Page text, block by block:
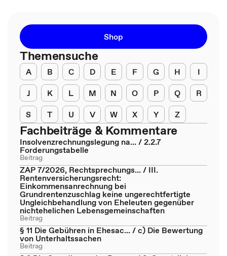
Shop
Themensuche
A B C D E F G H
I
J
K L M N O P Q
R
S
T U V W X Y Z
Fachbeiträge & Kommentare
Insolvenzrechnungslegung na... / 2.2.7
Forderungstabelle
Beitrag
ZAP 7/2026, Rechtsprechungs... / III.
Rentenversicherungsrecht:
Einkommensanrechnung bei
Grundrentenzuschlag keine ungerechtfertigte
Ungleichbehandlung von Eheleuten gegenüber
nichtehelichen Lebensgemeinschaften
Beitrag
§ 11 Die Gebühren in Ehesac... / c) Die Bewertung
von Unterhaltssachen
Beitrag